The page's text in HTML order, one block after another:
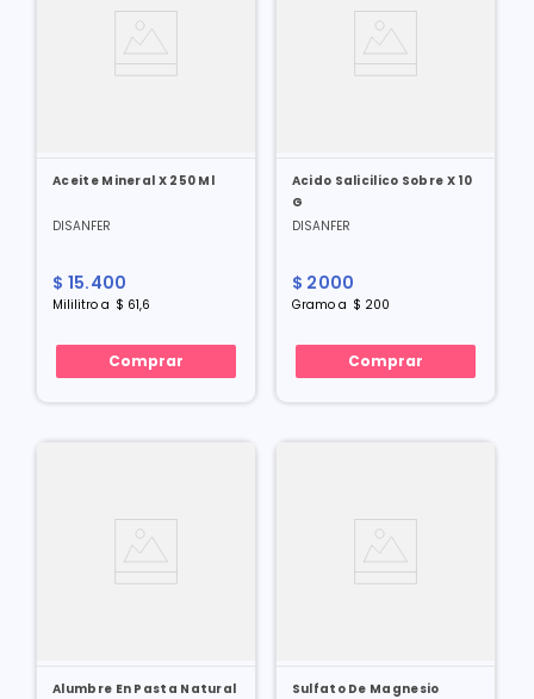
Aceite Mineral X 250 Ml
DISANFER
$ 15.400
Mililitro a $ 61,6
Comprar
Acido Salicilico Sobre X 10
G
DISANFER
$ 2000
Gramoa $ 200
Comprar
Alumbre En Pasta Natural
Sulfato De Magnesio